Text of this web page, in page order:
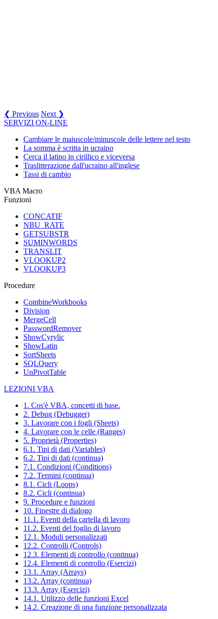
❮ Previous Next ❯
SERVIZI ON-LINE
Cambiare le maiuscole/minuscole delle lettere nel testo
La somma è scritta in ucraino
Cerca il latino in cirillico e viceversa
Traslitterazione dall'ucraino all'inglese
Tassi di cambio
VBA Macro
Funzioni
CONCATIF
NBU_RATE
GETSUBSTR
SUMINWORDS
TRANSLIT
VLOOKUP2
VLOOKUP3
Procedure
CombineWorkbooks
Division
MergeCell
PasswordRemover
ShowCyrylic
ShowLatin
SortSheets
SQLQuery
UnPivotTable
LEZIONI VBA
1. Cos'è VBA, concetti di base.
2. Debug (Debugger)
3. Lavorare con i fogli (Sheets)
4. Lavorare con le celle (Ranges)
5. Proprietà (Properties)
6.1. Tipi di dati (Variables)
6.2. Tipi di dati (continua)
7.1. Condizioni (Conditions)
7.2. Termini (continua)
8.1. Cicli (Loops)
8.2. Cicli (continua)
9. Procedure e funzioni
10. Finestre di dialogo
11.1. Eventi della cartella di lavoro
11.2. Eventi del foglio di lavoro
12.1. Moduli personalizzati
12.2. Controlli (Controls)
12.3. Elementi di controllo (continua)
12.4. Elementi di controllo (Esercizi)
13.1. Array (Arrays)
13.2. Array (continua)
13.3. Array (Esercizi)
14.1. Utilizzo delle funzioni Excel
14.2. Creazione di una funzione personalizzata